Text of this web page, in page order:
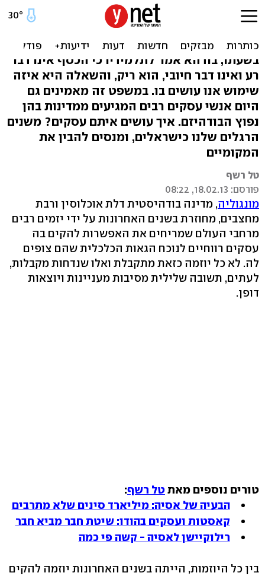
כשלכסף אין משמעות.
עסקים עם בודהיסטים
בשעתו, בודהא אמר לתלמידיו כי הכסף אינו דבר
רע ואינו דבר חיובי, הוא ריק, והשאלה היא איזה
שימוש אנו עושים בו. במשפט זה מאמינים גם
היום אנשי עסקים רבים המגיעים ממדינות בהן
נפוץ הבודהיזם. איך עושים איתם עסקים? משנים
הרגלים שלנו כישראלים, ומנסים להבין את
המקומיים
טל רשף
פורסם: 18.02.13, 08:22
מונגוליה, מדינה בודהיסטית דלת אוכלוסין ורבת
מחצבים, מחוזרת בשנים האחרונות על ידי יזמים רבים
מרחבי העולם שמריחים את האפשרות להקים בה
עסקים רווחיים לנוכח הגאות הכלכלית שהם צופים
לה. לא כל יוזמה כזאת מתקבלת ואלו שנדחות מקבלות,
לעתים, תשובה שלילית מסיבות מעניינות ויוצאות
דופן.
טורים נוספים מאתטל רשף:
הבעיה של אסיה: מיליארד סינים שלא מתרבים
קאסטות ועסקים בהודו: שיטת חבר מביא חבר
רילוקיישן לאסיה - קשה פי כמה
בין כל היוזמות, הייתה בשנים האחרונות יוזמה להקים